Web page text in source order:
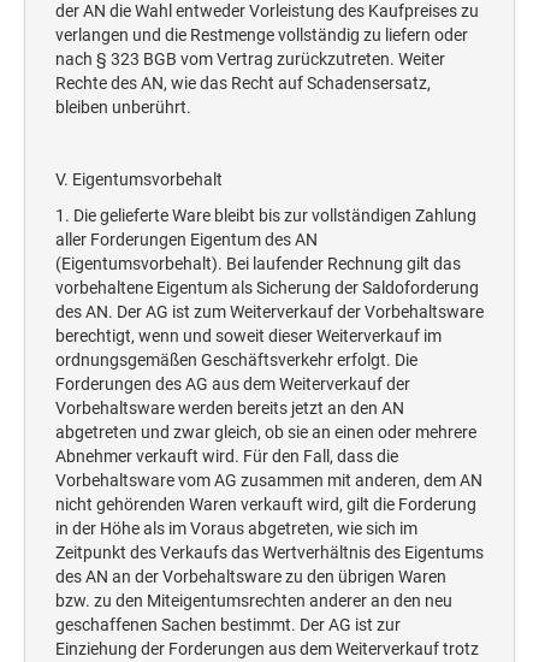
der AN die Wahl entweder Vorleistung des Kaufpreises zu
verlangen und die Restmenge vollständig zu liefern oder
nach § 323 BGB vom Vertrag zurückzutreten. Weiter
Rechte des AN, wie das Recht auf Schadensersatz,
bleiben unberührt.
V. Eigentumsvorbehalt
1. Die gelieferte Ware bleibt bis zur vollständigen Zahlung
aller Forderungen Eigentum des AN
(Eigentumsvorbehalt). Bei laufender Rechnung gilt das
vorbehaltene Eigentum als Sicherung der Saldoforderung
des AN. Der AG ist zum Weiterverkauf der Vorbehaltsware
berechtigt, wenn und soweit dieser Weiterverkauf im
ordnungsgemäßen Geschäftsverkehr erfolgt. Die
Forderungen des AG aus dem Weiterverkauf der
Vorbehaltsware werden bereits jetzt an den AN
abgetreten und zwar gleich, ob sie an einen oder mehrere
Abnehmer verkauft wird. Für den Fall, dass die
Vorbehaltsware vom AG zusammen mit anderen, dem AN
nicht gehörenden Waren verkauft wird, gilt die Forderung
in der Höhe als im Voraus abgetreten, wie sich im
Zeitpunkt des Verkaufs das Wertverhältnis des Eigentums
des AN an der Vorbehaltsware zu den übrigen Waren
bzw. zu den Miteigentumsrechten anderer an den neu
geschaffenen Sachen bestimmt. Der AG ist zur
Einziehung der Forderungen aus dem Weiterverkauf trotz